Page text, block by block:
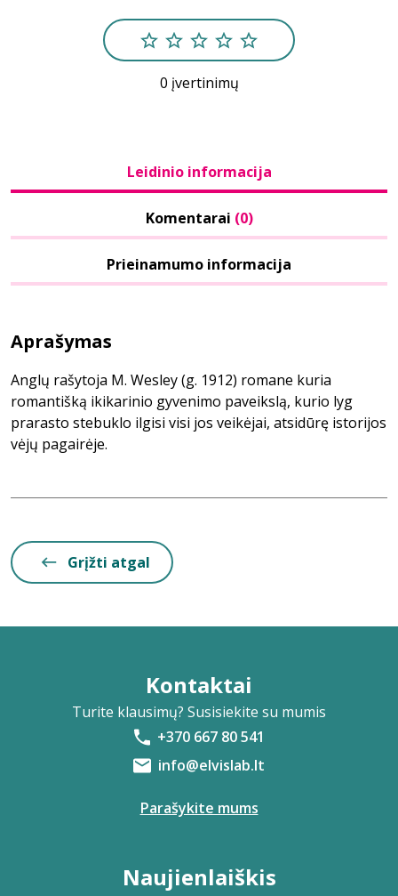
0 įvertinimų
Leidinio informacija
Komentarai (0)
Prieinamumo informacija
Aprašymas
Anglų rašytoja M. Wesley (g. 1912) romane kuria
romantišką ikikarinio gyvenimo paveikslą, kurio lyg
prarasto stebuklo ilgisi visi jos veikėjai, atsidūrę istorijos
vėjų pagairėje.
Grįžti atgal
Kontaktai
Turite klausimų? Susisiekite su mumis
+370 667 80 541
info@elvislab.lt
Parašykite mums
Naujienlaiškis